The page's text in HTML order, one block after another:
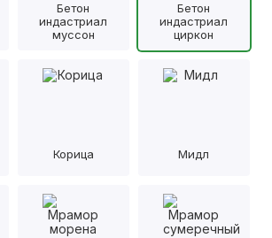
Бетон
индастриал
муссон
Бетон
индастриал
циркон
Корица Мидл